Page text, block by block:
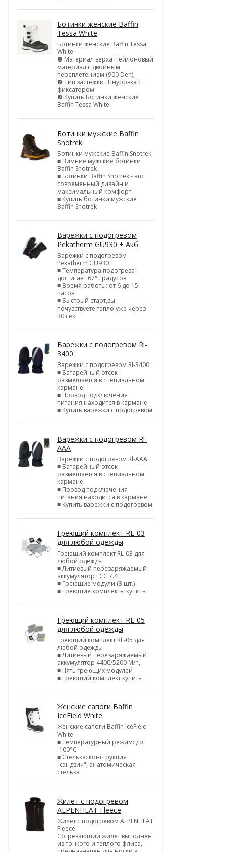
Ботинки женские Baffin
Tessa White
Ботинки женские Baffin Tessa
White
❶ Материал верха Нейлоновый
материал с двойным
переплетением (900 Den),
❷ Тип застёжки Шнуровка с
фиксатором
❸ Купить Ботинки женские
Baffin Tessa White
Ботинки мужские Baffin
Snotrek
Ботинки мужские Baffin Snotrek
■ Зимние мужские ботинки
Baffin Snotrek
■ Ботинки Baffin Snotrek - это
современный дизайн и
максимальный комфорт
■ Купить ботинки мужские
Baffin Snotrek
Варежки с подогревом
Pekatherm GU930 + Акб
Варежки с подогревом
Pekatherm GU930
■ Температура подогрева
достигает 67° градусов
■ Время работы: от 6 до 15
часов
■ Быстрый старт,вы
почувствуете тепло уже через
30 сек
Варежки с подогревом Rl-
3400
Варежки с подогревом Rl-3400
■ Батарейный отсек
размещается в специальном
кармане
■ Провод подключения
питания находится в кармане
■ Купить варежки с подогревом
Варежки с подогревом Rl-
AAA
Варежки с подогревом Rl-AAA
■ Батарейный отсек
размещается в специальном
кармане
■ Провод подключения
питания находится в кармане
■ Купить варежки с подогревом
Греющий комплект RL-03
для любой одежды
Греющий комплект RL-03 для
любой одежды
■ Литиевый перезаряжаемый
аккумулятор ЕСС 7.4
■ Греющие модули (3 шт.)
■ Греющие комплекты купить
Греющий комплект RL-05
для любой одежды
Греющий комплект RL-05 для
любой одежды
■ Литиевый перезаряжаемый
аккумулятор 4400/5200 M/h,
■ Пять греющих модулей
■ Греющий комплект купить
Женские сапоги Baffin
IceField White
Женские сапоги Baffin IceField
White
■ Температурный режим: до
-100°C
■ Стелька: конструкция
"сэндвич", анатомическая
стелька
Жилет с подогревом
ALPENHEAT Fleece
Жилет с подогревом ALPENHEAT
Fleece
Согревающий жилет выполнен
из тонкого и теплого флиса,